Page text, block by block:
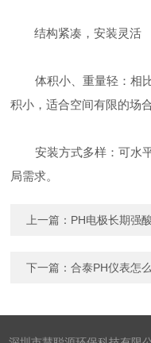
结构紧凑，安装灵活
体积小、重量轻：相比
积小，适合空间有限的场合
安装方式多样：可水平
局需求。
上一篇： PH电极长期强
下一篇：合泰PH仪表怎